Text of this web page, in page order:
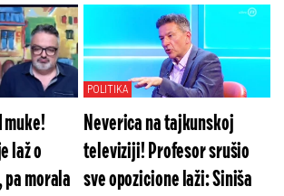
- Ovaj dokument sve
dokazuje (FOTO)
muke!
laž o
pa morala
POLITIKA
Neverica na tajkunskoj
televiziji! Profesor srušio
sve opozicione laži: Siniša